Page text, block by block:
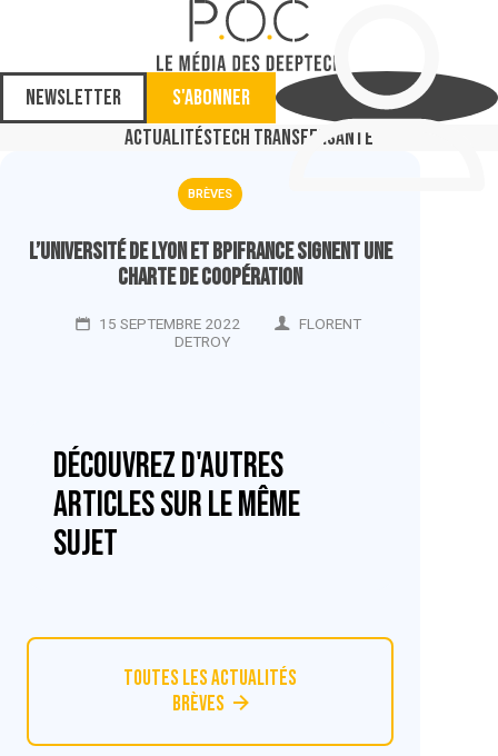
Newsletter
S'abonner
ActualitésTech TransferSanté
BRÈVES
L’Université de Lyon et Bpifrance signent une
charte de coopération
15 SEPTEMBRE 2022
FLORENT
DETROY
Découvrez d'autres
articles sur le même
sujet
Toutes les actualités
Brèves